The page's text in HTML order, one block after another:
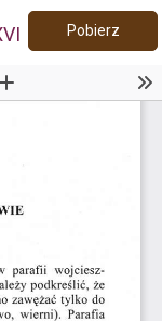
wiekuPobierz